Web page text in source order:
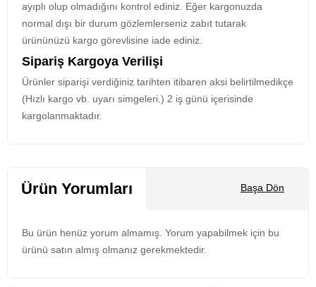
ayıplı olup olmadığını kontrol ediniz. Eğer kargonuzda
normal dışı bir durum gözlemlerseniz zabıt tutarak
ürününüzü kargo görevlisine iade ediniz.
Sipariş Kargoya Verilişi
Ürünler siparişi verdiğiniz tarihten itibaren aksi belirtilmedikçe
(Hızlı kargo vb. uyarı simgeleri.) 2 iş günü içerisinde
kargolanmaktadır.
Ürün Yorumları Başa Dön
Bu ürün henüz yorum almamış. Yorum yapabilmek için bu
ürünü satın almış olmanız gerekmektedir.